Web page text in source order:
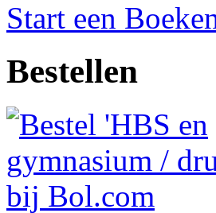
Start een
Bestellen